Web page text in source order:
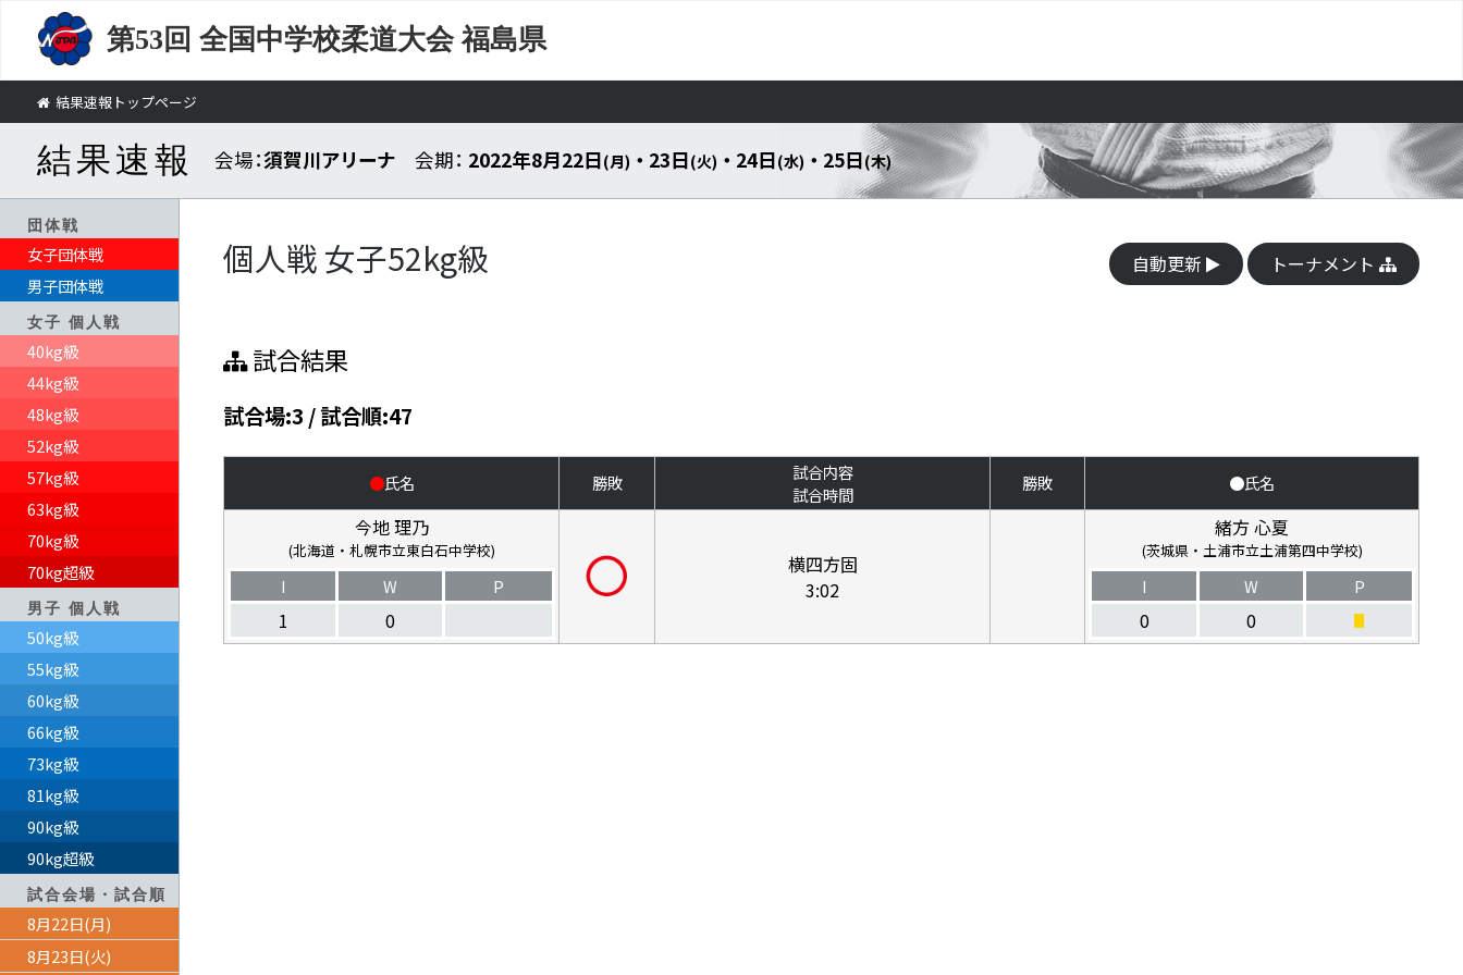
第53回 全国中学校柔道大会 福島県
結果速報トップページ
結果速報 会場：須賀川アリーナ 会期： 2022年8月22日(月)・ 23日(火)・ 24日(水)・ 25日(木)
団体戦
女子団体戦
男子団体戦
女子 個人戦
40kg級
44kg級
48kg級
52kg級
57kg級
63kg級
70kg級
70kg超級
男子 個人戦
50kg級
55kg級
60kg級
66kg級
73kg級
81kg級
90kg級
90kg超級
試合会場・試合順
8月22日(月)
8月23日(火)
個人戦 女子52kg級 自動更新 トーナメント
試合結果
試合場:3 / 試合順:47
●氏名 勝敗
試合内容
試合時間
勝敗 ●氏名
今地 理乃
(北海道・札幌市立東白石中学校)
I W P
1 0
横四方固
3:02
緒方 心夏
(茨城県・土浦市立土浦第四中学校)
I W P
0 0 ■